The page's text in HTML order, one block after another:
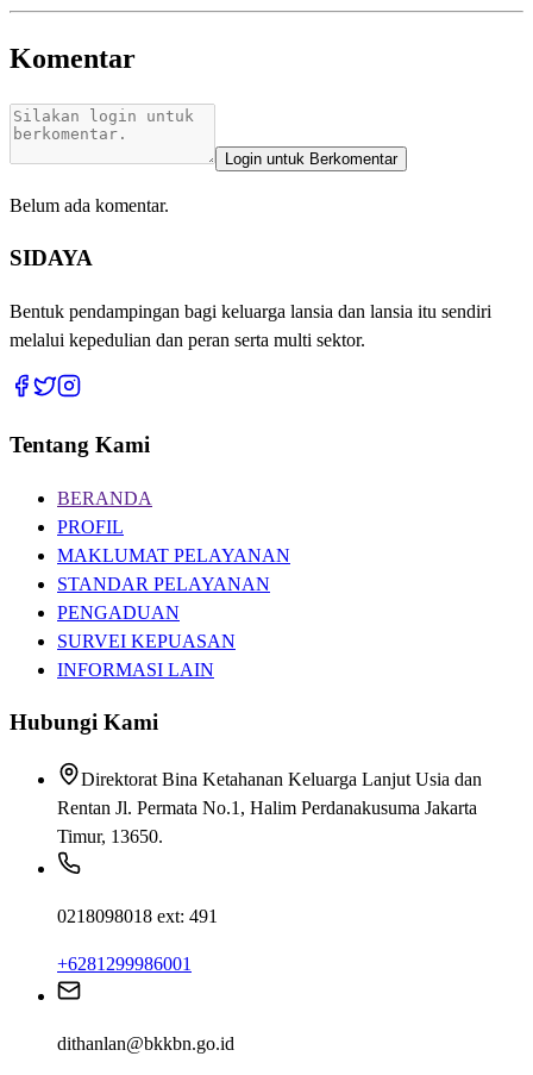
Komentar
Login untuk Berkomentar
Belum ada komentar.
SIDAYA
Bentuk pendampingan bagi keluarga lansia dan lansia itu sendiri
melalui kepedulian dan peran serta multi sektor.
Tentang Kami
BERANDA
PROFIL
MAKLUMAT PELAYANAN
STANDAR PELAYANAN
PENGADUAN
SURVEI KEPUASAN
INFORMASI LAIN
Hubungi Kami
Direktorat Bina Ketahanan Keluarga Lanjut Usia dan
Rentan Jl. Permata No.1, Halim Perdanakusuma Jakarta
Timur, 13650.
0218098018 ext: 491
+6281299986001
dithanlan@bkkbn.go.id